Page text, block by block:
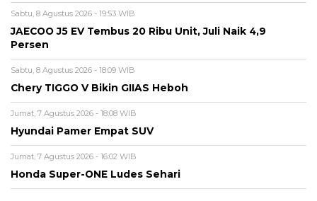
Sabtu, 8 Agustus 2026 - 19:53 WIB
JAECOO J5 EV Tembus 20 Ribu Unit, Juli Naik 4,9
Persen
Sabtu, 8 Agustus 2026 - 18:09 WIB
Chery TIGGO V Bikin GIIAS Heboh
Jumat, 7 Agustus 2026 - 18:08 WIB
Hyundai Pamer Empat SUV
Jumat, 7 Agustus 2026 - 16:02 WIB
Honda Super-ONE Ludes Sehari